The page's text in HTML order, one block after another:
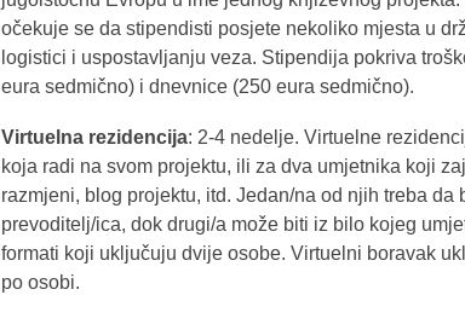
očekuje se da stipendisti posjete nekoliko mjesta u
logistici i uspostavljanju veza. Stipendija pokriva
eura sedmično) i dnevnice (250 eura sedmično).
Virtuelna rezidencija: 2-4 nedelje. Virtuelne
koja radi na svom projektu, ili za dva umjetnika koji
razmjeni, blog projektu, itd. Jedan/na od njih treba da
prevoditelj/ica, dok drugi/a može biti iz bilo kojeg
formati koji uključuju dvije osobe. Virtuelni boravak
po osobi.